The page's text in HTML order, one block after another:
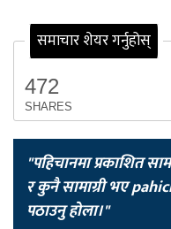
समाचार शेयर गर्नुहोस्
472
SHARES
"पहिचानमा प्रकाशित
र कुनै सामाग्री भए
पठाउनु होला।"